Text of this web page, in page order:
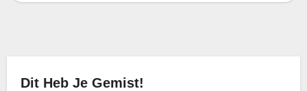
Dit Heb Je Gemist!